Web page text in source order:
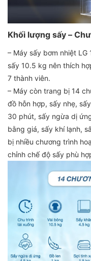
Khối lượng sấy –
– Máy sấy bơm nhiệt
sấy 10.5 kg nên thích
7 thành viên.
– Máy còn trang bị 14
đồ hỗn hợp, sấy nhẹ,
30 phút, sấy ngừa dị
bằng giá, sấy khí lạnh,
bị nhiều chương trình
chỉnh chế độ sấy phù